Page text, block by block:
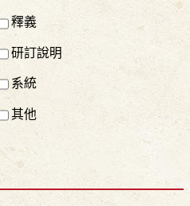
釋義
研訂說明
系統
其他